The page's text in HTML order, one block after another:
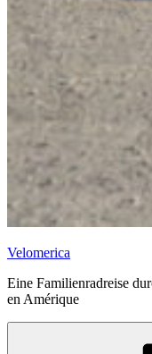
Velomerica
Eine Familienradreise
en Amérique